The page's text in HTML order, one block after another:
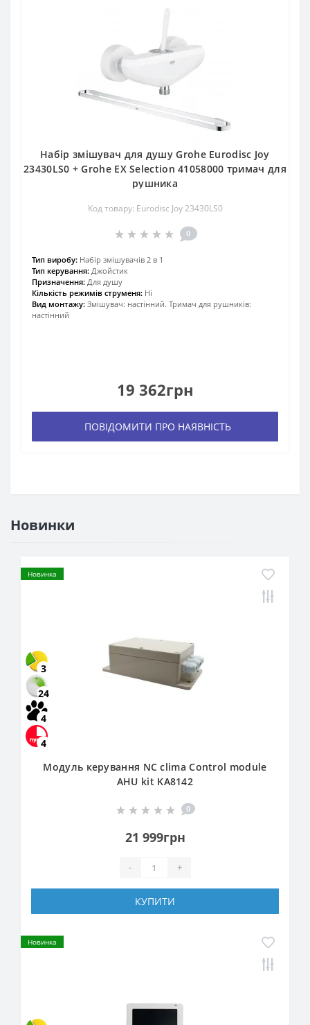
Набір змішувач для душу Grohe Eurodisc Joy
23430LS0 + Grohe EX Selection 41058000 тримач для
рушника
Код товару: Eurodisc Joy 23430LS0
0
Тип виробу: Набір змішувачів 2 в 1
Тип керування: Джойстик
Призначення: Для душу
Кількість режимів струменя: Ні
Вид монтажу: Змішувач: настінний. Тримач для рушників:
настінний
19 362грн
ПОВІДОМИТИ ПРО НАЯВНІСТЬ
Новинки
Новинка
3
24
4
4
Модуль керування NC clima Control module
AHU kit KA8142
0
21 999грн
- +
КУПИТИ
Новинка